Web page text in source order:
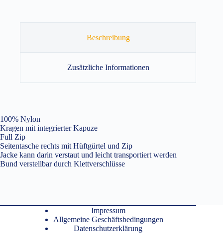
Beschreibung
Zusätzliche Informationen
100% Nylon
Kragen mit integrierter Kapuze
Full Zip
Seitentasche rechts mit Hüftgürtel und Zip
Jacke kann darin verstaut und leicht transportiert werden
Bund verstellbar durch Klettverschlüsse
Impressum
Allgemeine Geschäftsbedingungen
Datenschutzerklärung